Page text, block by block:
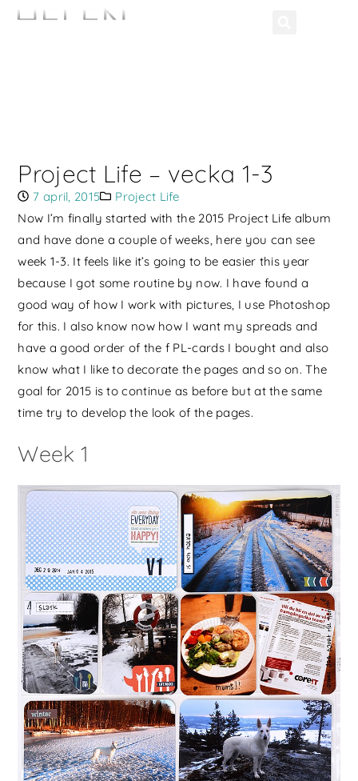
Project Life – vecka 1-3
7 april, 2015
Project Life
Now I’m finally started with the 2015 Project Life album
and have done a couple of weeks, here you can see
week 1-3. It feels like it’s going to be easier this year
because I got some routine by now. I have found a
good way of how I work with pictures, I use Photoshop
for this. I also know now how I want my spreads and
have a good order of the f PL-cards I bought and also
know what I like to decorate the pages and so on. The
goal for 2015 is to continue as before but at the same
time try to develop the look of the pages.
Week 1